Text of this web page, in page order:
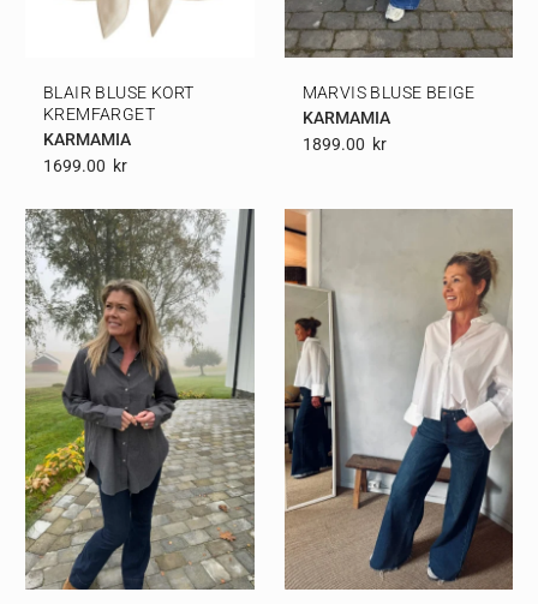
BLAIR BLUSE KORT
KREMFARGET
KARMAMIA
1699.00 Kr
MARVIS BLUSE BEIGE
KARMAMIA
1899.00 Kr